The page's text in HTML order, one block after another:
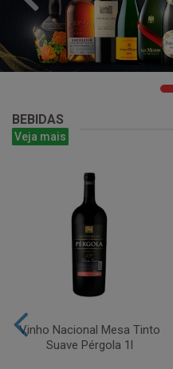
BEBIDAS
Veja mais
Vinho Nacional Mesa Tinto
Suave Pérgola 1l